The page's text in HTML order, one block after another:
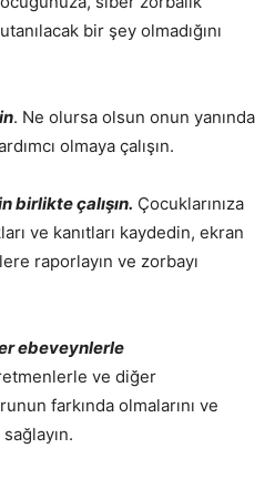
bir şey olmadığını
. Ne olursa olsun onun yanında
olmaya çalışın.
birlikte çalışın. Çocuklarınıza
ve kanıtları kaydedin, ekran
raporlayın ve zorbayı
ebeveynlerle
ve diğer
farkında olmalarını ve